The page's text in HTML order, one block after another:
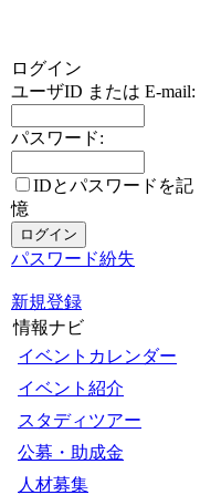
ログイン
ユーザID または E-mail:
パスワード:
IDとパスワードを記
憶
パスワード紛失
新規登録
情報ナビ
イベントカレンダー
イベント紹介
スタディツアー
公募・助成金
人材募集